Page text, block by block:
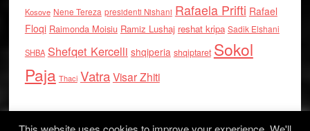
Kosove Nene Tereza presidenti Nishani Rafaela Prifti Rafael
Floqi Raimonda Moisiu Ramiz Lushaj reshat kripa Sadik Elshani
SHBA Shefqet Kercelli shqiperia shqiptaret Sokol
Paja Thaci VatraVisar Zhiti